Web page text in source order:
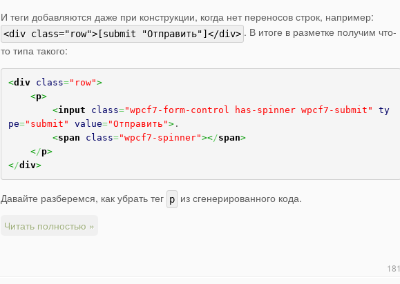
И теги добавляются даже при конструкции, когда нет переносов строк, например:
<div class="row">[submit "Отправить"]</div> . В итоге в разметке получим что-
то типа такого:
<div class="row">
<p>
<input class="wpcf7-form-control has-spinner wpcf7-submit"
ty
pe="submit" value="Отправить"> .
<span class="wpcf7-spinner"></span>
</p>
</div>
Давайте разберемся, как убрать тег p из сгенерированного кода.
Читать полностью »
181